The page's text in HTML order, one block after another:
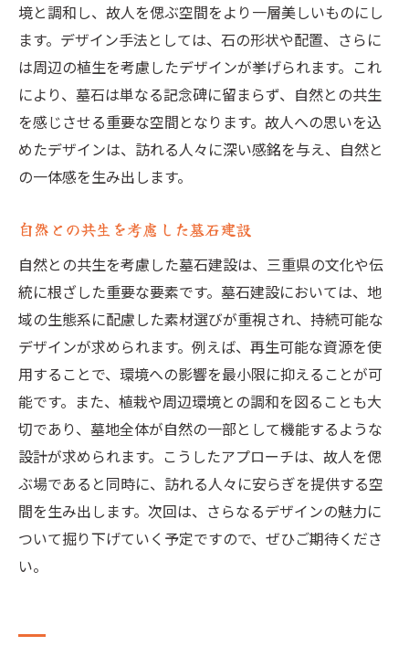
境と調和し、故人を偲ぶ空間をより一層美しいものにし
ます。デザイン手法としては、石の形状や配置、さらに
は周辺の植生を考慮したデザインが挙げられます。これ
により、墓石は単なる記念碑に留まらず、自然との共生
を感じさせる重要な空間となります。故人への思いを込
めたデザインは、訪れる人々に深い感銘を与え、自然と
の一体感を生み出します。
自然との共生を考慮した墓石建設
自然との共生を考慮した墓石建設は、三重県の文化や伝
統に根ざした重要な要素です。墓石建設においては、地
域の生態系に配慮した素材選びが重視され、持続可能な
デザインが求められます。例えば、再生可能な資源を使
用することで、環境への影響を最小限に抑えることが可
能です。また、植栽や周辺環境との調和を図ることも大
切であり、墓地全体が自然の一部として機能するような
設計が求められます。こうしたアプローチは、故人を偲
ぶ場であると同時に、訪れる人々に安らぎを提供する空
間を生み出します。次回は、さらなるデザインの魅力に
ついて掘り下げていく予定ですので、ぜひご期待くださ
い。